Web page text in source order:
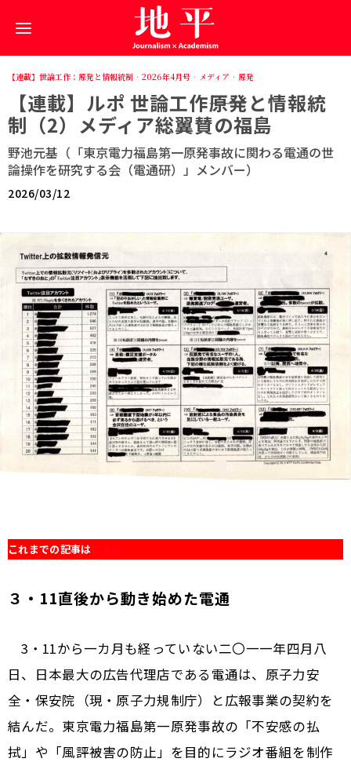
【連載】世論工作：原発と情報統制 · 2026年4月号 · メディア · 原発
【連載】ルポ 世論工作――原発と情報統
制（2）メディア総翼賛の福島
野池元基（「東京電力福島第一原発事故に関わる電通の世
論操作を研究する会（電通研）」メンバー）
2026/03/12
これまでの記事はこちら
３・11直後から動き始めた電通
3・11から一カ月も経っていない二〇一一年四月八
日、日本最大の広告代理店である電通は、原子力安
全・保安院（現・原子力規制庁）と広報事業の契約を
結んだ。東京電力福島第一原発事故の「不安感の払
拭」や「風評被害の防止」を目的にラジオ番組を制作